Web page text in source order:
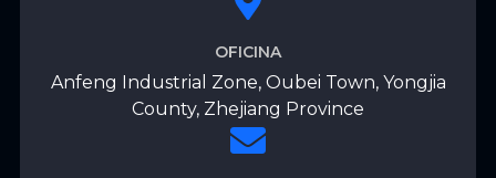
OFICINA
Anfeng Industrial Zone, Oubei Town, Yongjia
County, Zhejiang Province